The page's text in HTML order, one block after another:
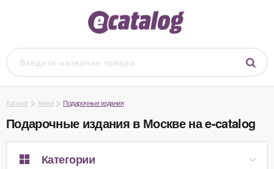
Каталог Книги Подарочные издания
Подарочные издания в Москве на e-catalog
Категории